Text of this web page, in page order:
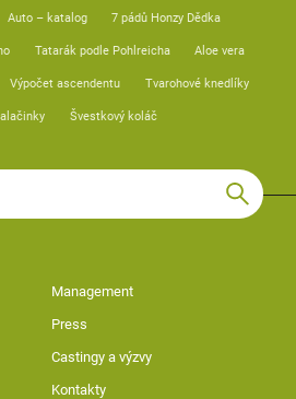
Auto – katalog 7 pádů Honzy Dědka
Tatarák podle Pohlreicha Aloe vera
Výpočet ascendentu Tvarohové knedlíky
Švestkový koláč
Management
Press
Castingy a výzvy
Kontakty